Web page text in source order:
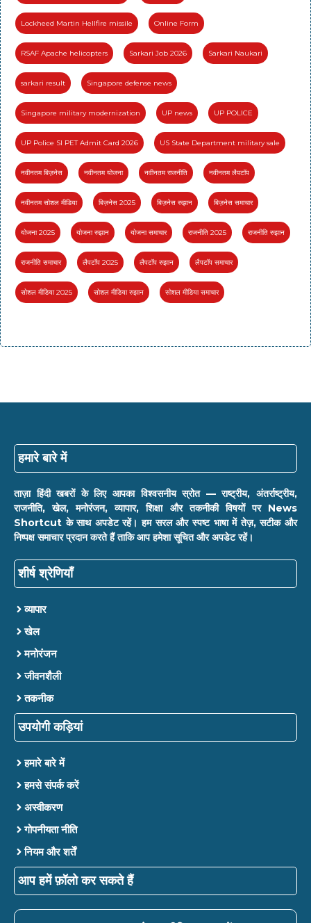
Lockheed Martin Hellfire missile Online Form
RSAF Apache helicopters Sarkari Job 2026 Sarkari Naukari
sarkari result Singapore defense news
Singapore military modernization UP news UP POLICE
UP Police SI PET Admit Card 2026 US State Department military sale
नवीनतम बिज़नेस नवीनतम योजना नवीनतम राजनीति नवीनतम लैपटॉप
नवीनतम सोशल मीडिया बिज़नेस 2025 बिज़नेस रुझान बिज़नेस समाचार
योजना 2025 योजना रुझान योजना समाचार राजनीति 2025 राजनीति रुझान
राजनीति समाचार लैपटॉप 2025 लैपटॉप रुझान लैपटॉप समाचार
सोशल मीडिया 2025 सोशल मीडिया रुझान सोशल मीडिया समाचार
हमारे बारे में
ताज़ा हिंदी खबरों के लिए आपका विश्वसनीय स्रोत — राष्ट्रीय, अंतर्राष्ट्रीय,
राजनीति, खेल, मनोरंजन, व्यापार, शिक्षा और तकनीकी विषयों पर News
Shortcut के साथ अपडेट रहें। हम सरल और स्पष्ट भाषा में तेज़, सटीक और
निष्पक्ष समाचार प्रदान करते हैं ताकि आप हमेशा सूचित और अपडेट रहें।
शीर्ष श्रेणियाँ
व्यापार
खेल
मनोरंजन
जीवनशैली
तकनीक
उपयोगी कड़ियां
हमारे बारे में
हमसे संपर्क करें
अस्वीकरण
गोपनीयता नीति
नियम और शर्तें
आप हमें फ़ॉलो कर सकते हैं